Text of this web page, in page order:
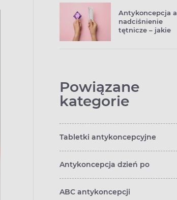
Antykoncepcja a
nadciśnienie
tętnicze – jakie
Powiązane
kategorie
Tabletki antykoncepcyjne
Antykoncepcja dzień po
ABC antykoncepcji